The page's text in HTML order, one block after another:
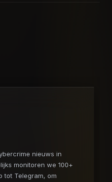
nieuws in
monitoren we 100+
tot Telegram, om